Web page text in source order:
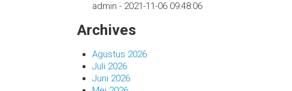
admin - 2021-11-06 09:48:06
Archives
Agustus 2026
Juli 2026
Juni 2026